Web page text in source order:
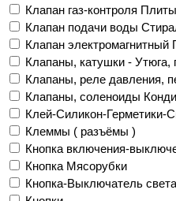
Клапан газ-контроля Плиты
Клапан подачи воды
Клапан
Клапаны, катушки - Утюга,
Клапаны, реле давления,
Клапаны, соленоиды
Клей-Силикон-Герметики-
Клеммы ( разъёмы )
Кнопка включения-
Кнопка Мясорубки
Кнопка-Выключатель